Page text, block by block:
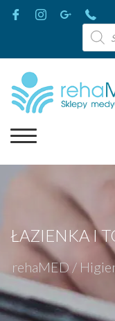
ŁAZIENKA I
rehaMED /